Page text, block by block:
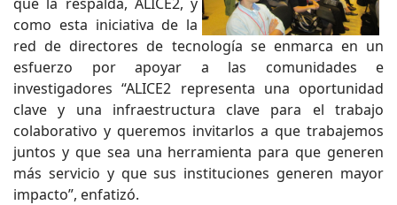
como esta iniciativa de la
red de directores de tecnología se enmarca en un
esfuerzo por apoyar a las comunidades e
investigadores “ALICE2 representa una oportunidad
clave y una infraestructura clave para el trabajo
colaborativo y queremos invitarlos a que trabajemos
juntos y que sea una herramienta para que generen
más servicio y que sus instituciones generen mayor
impacto”, enfatizó.